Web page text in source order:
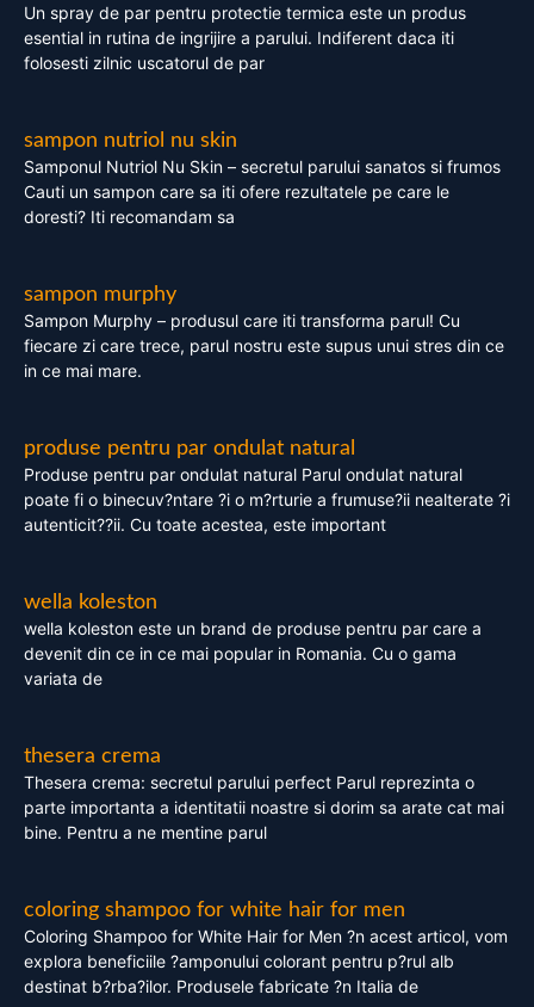
Un spray de par pentru protectie termica este un produs
esential in rutina de ingrijire a parului. Indiferent daca iti
folosesti zilnic uscatorul de par
sampon nutriol nu skin
Samponul Nutriol Nu Skin – secretul parului sanatos si frumos
Cauti un sampon care sa iti ofere rezultatele pe care le
doresti? Iti recomandam sa
sampon murphy
Sampon Murphy – produsul care iti transforma parul! Cu
fiecare zi care trece, parul nostru este supus unui stres din ce
in ce mai mare.
produse pentru par ondulat natural
Produse pentru par ondulat natural Parul ondulat natural
poate fi o binecuv?ntare ?i o m?rturie a frumuse?ii nealterate ?i
autenticit??ii. Cu toate acestea, este important
wella koleston
wella koleston este un brand de produse pentru par care a
devenit din ce in ce mai popular in Romania. Cu o gama
variata de
thesera crema
Thesera crema: secretul parului perfect Parul reprezinta o
parte importanta a identitatii noastre si dorim sa arate cat mai
bine. Pentru a ne mentine parul
coloring shampoo for white hair for men
Coloring Shampoo for White Hair for Men ?n acest articol, vom
explora beneficiile ?amponului colorant pentru p?rul alb
destinat b?rba?ilor. Produsele fabricate ?n Italia de